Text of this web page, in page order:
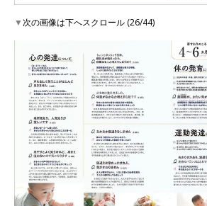
▼次の画像は下へスクロール (26/44)